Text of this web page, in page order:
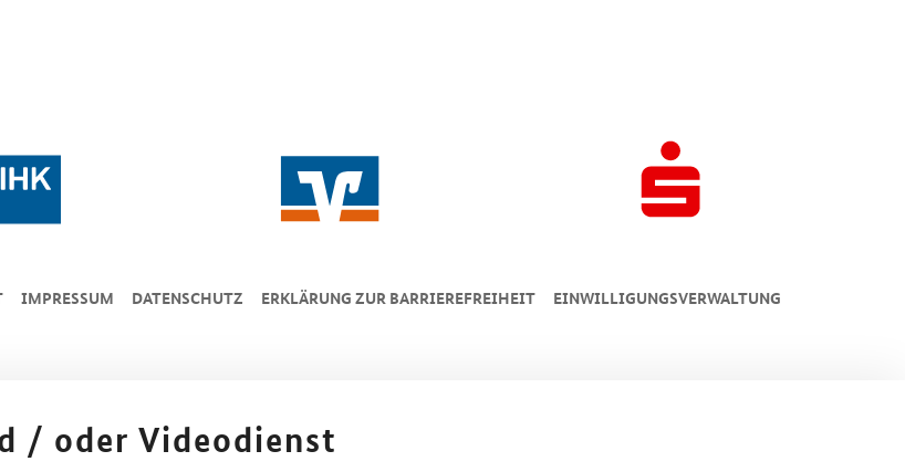
IMPRESSUM DA­TEN­SCHUTZ ERKLÄRUNG ZUR BARRIEREFREIHEIT EINWILLIGUNGSVERWALTUNG
/ oder Videodienst